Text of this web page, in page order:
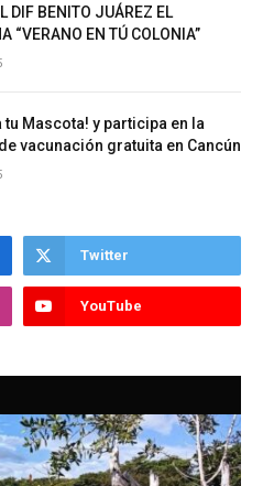
DIF BENITO JUÁREZ EL
“VERANO EN TÚ COLONIA”
tu Mascota! y participa en la
vacunación gratuita en Cancún
Twitter
YouTube